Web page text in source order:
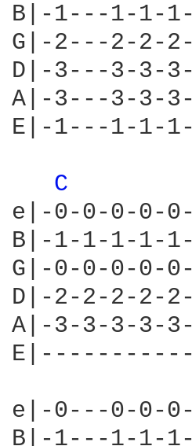
B|-1---1-1-
G|-2---2-2-
D|-3---3-3-
A|-3---3-3-
E|-1---1-1-
C
e|-0-0-0-0-
B|-1-1-1-1-
G|-0-0-0-0-
D|-2-2-2-2-
A|-3-3-3-3-
e|-0---0-0-
B|-1---1-1-